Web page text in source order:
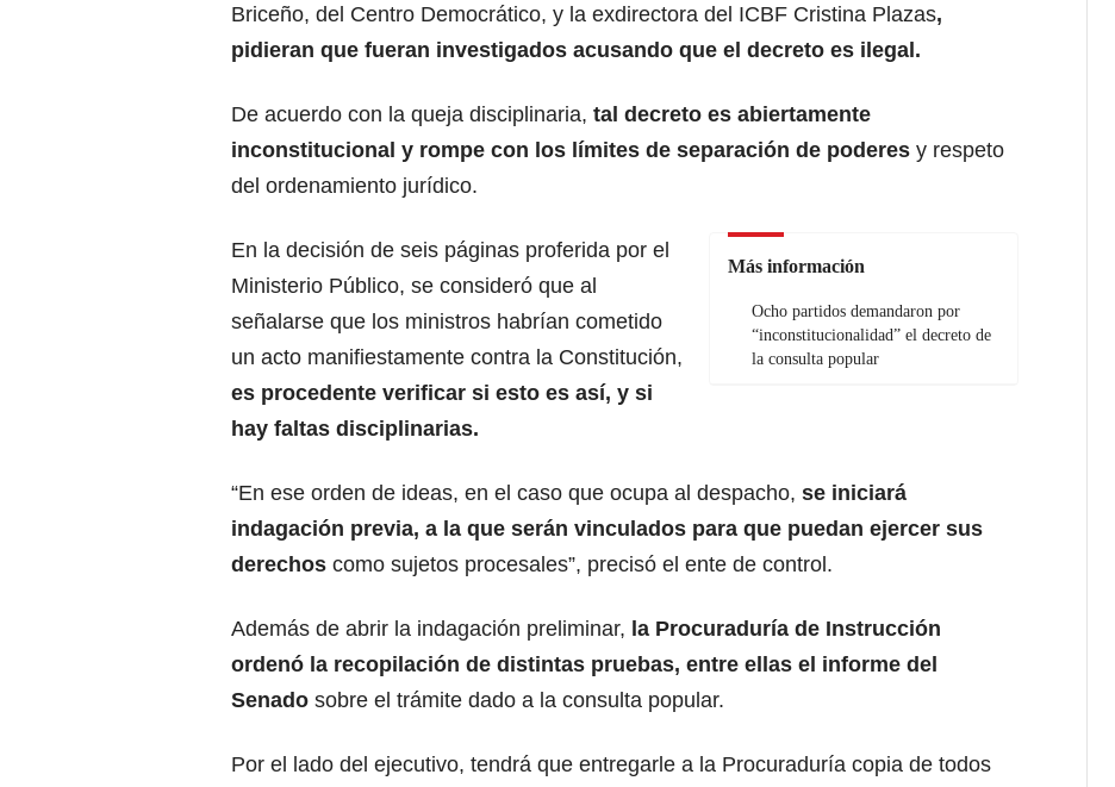
Briceño, del Centro Democrático, y la exdirectora del ICBF Cristina Plazas,
pidieran que fueran investigados acusando que el decreto es ilegal.
De acuerdo con la queja disciplinaria, tal decreto es abiertamente
inconstitucional y rompe con los límites de separación de poderes y respeto
del ordenamiento jurídico.
Más información
Ocho partidos demandaron por
“inconstitucionalidad” el decreto de
la consulta popular
En la decisión de seis páginas proferida por el
Ministerio Público, se consideró que al
señalarse que los ministros habrían cometido
un acto manifiestamente contra la Constitución,
es procedente verificar si esto es así, y si
hay faltas disciplinarias.
“En ese orden de ideas, en el caso que ocupa al despacho, se iniciará
indagación previa, a la que serán vinculados para que puedan ejercer sus
derechos como sujetos procesales”, precisó el ente de control.
Además de abrir la indagación preliminar, la Procuraduría de Instrucción
ordenó la recopilación de distintas pruebas, entre ellas el informe del
Senado sobre el trámite dado a la consulta popular.
Por el lado del ejecutivo, tendrá que entregarle a la Procuraduría copia de todos